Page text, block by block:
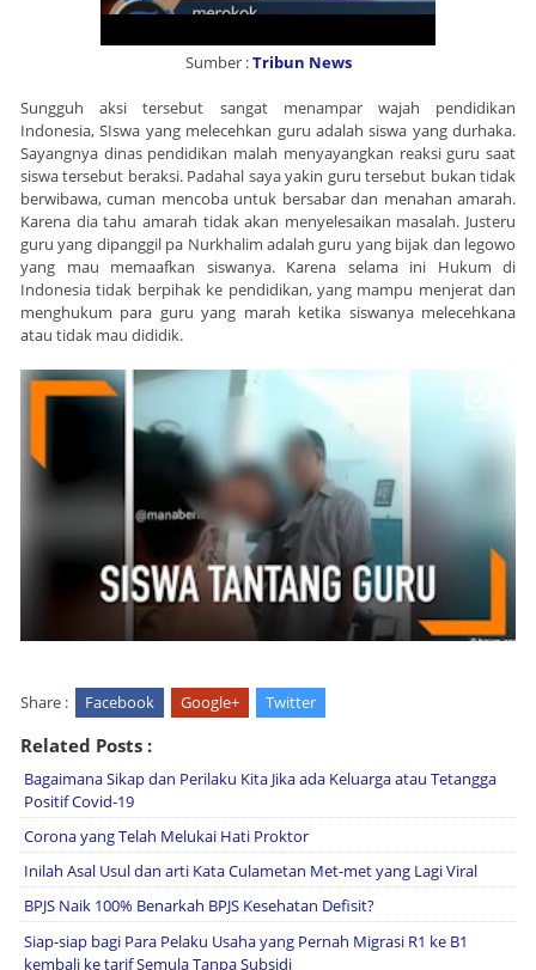
Sumber :Tribun News
Sungguh aksi tersebut sangat menampar wajah pendidikan
Indonesia, SIswa yang melecehkan guru adalah siswa yang durhaka.
Sayangnya dinas pendidikan malah menyayangkan reaksi guru saat
siswa tersebut beraksi. Padahal saya yakin guru tersebut bukan tidak
berwibawa, cuman mencoba untuk bersabar dan menahan amarah.
Karena dia tahu amarah tidak akan menyelesaikan masalah. Justeru
guru yang dipanggil pa Nurkhalim adalah guru yang bijak dan legowo
yang mau memaafkan siswanya. Karena selama ini Hukum di
Indonesia tidak berpihak ke pendidikan, yang mampu menjerat dan
menghukum para guru yang marah ketika siswanya melecehkana
atau tidak mau dididik.
Share : Facebook Google+ Twitter
Related Posts :
Bagaimana Sikap dan Perilaku Kita Jika ada Keluarga atau Tetangga
Positif Covid-19
Corona yang Telah Melukai Hati Proktor
Inilah Asal Usul dan arti Kata Culametan Met-met yang Lagi Viral
BPJS Naik 100% Benarkah BPJS Kesehatan Defisit?
Siap-siap bagi Para Pelaku Usaha yang Pernah Migrasi R1 ke B1
kembali ke tarif Semula Tanpa Subsidi